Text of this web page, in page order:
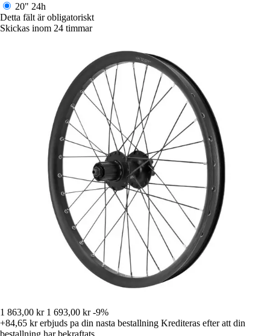
20" 24h
Detta fält är obligatoriskt
Skickas inom 24 timmar
1 863,00 kr 1 693,00 kr -9%
+84,65 krerbjuds pa din nasta bestallning Krediteras efter att din
bestallning har bekraftats